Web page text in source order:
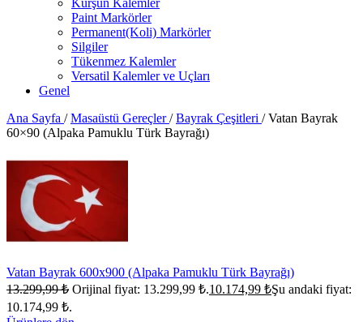
Kurşun Kalemler
Paint Markörler
Permanent(Koli) Markörler
Silgiler
Tükenmez Kalemler
Versatil Kalemler ve Uçları
Genel
Ana Sayfa / Masaüstü Gereçler/ Bayrak Çeşitleri / Vatan Bayrak
60×90 (Alpaka Pamuklu Türk Bayrağı)
Vatan Bayrak 600x900 (Alpaka Pamuklu Türk Bayrağı)
13.299,99₺ Orijinal fiyat: 13.299,99 ₺.10.174,99 ₺Şu andaki fiyat:
10.174,99 ₺.